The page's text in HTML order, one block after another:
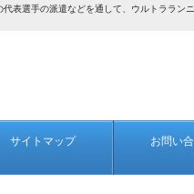
表選手の派遣などを通して、ウルトララン
サイトマップ お問い